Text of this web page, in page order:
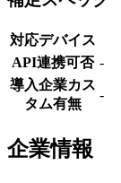
対応デバイス
API連携可否 -
導入企業カス
タム有無
-
企業情報